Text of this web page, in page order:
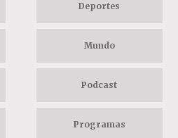
Deportes
Mundo
Podcast
Programas